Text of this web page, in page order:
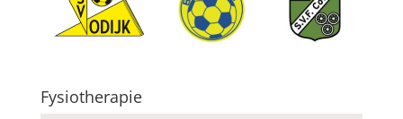
Fysiotherapie